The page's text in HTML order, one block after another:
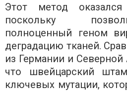
Этот метод
поскольку
полноценный геном
деградацию тканей.
из Германии и
что швейцарский
ключевых мутации,